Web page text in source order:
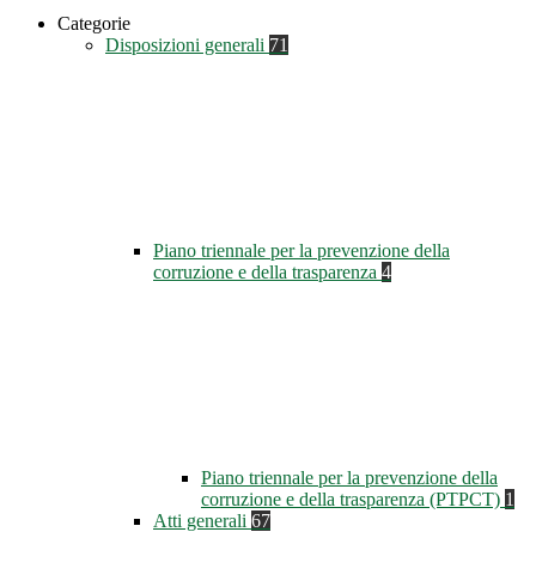
Categorie
Disposizioni generali 71
Piano triennale per la prevenzione della
corruzione e della trasparenza 4
Piano triennale per la prevenzione della
corruzione e della trasparenza (PTPCT) 1
Atti generali 67